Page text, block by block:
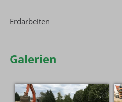
Erdarbeiten
Galerien